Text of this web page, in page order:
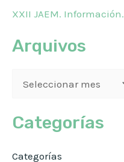
XXII JAEM. Información.
Arquivos
Categorías
Categorías